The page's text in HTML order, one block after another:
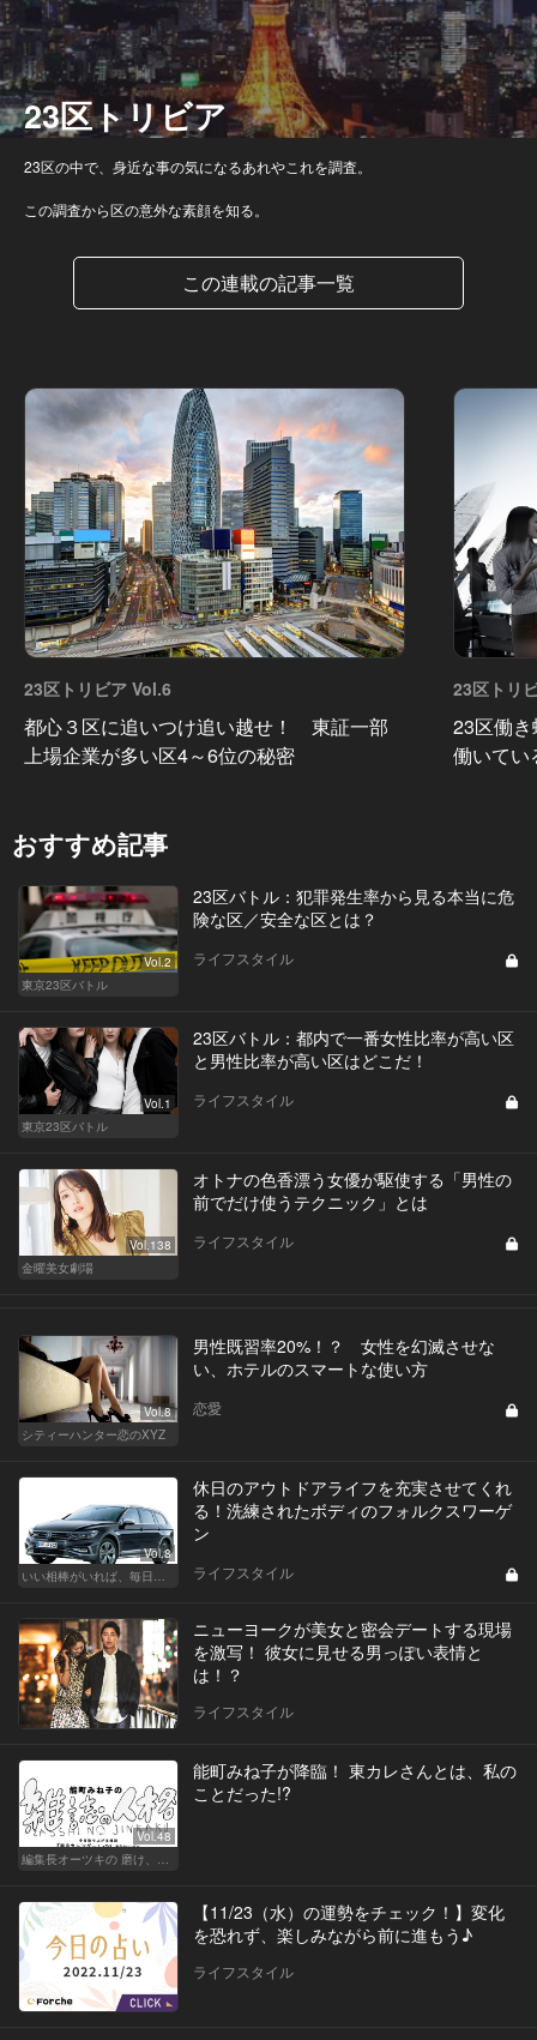
23区トリビア
23区の中で、身近な事の気になるあれやこれを調査。
この調査から区の意外な素顔を知る。
この連載の記事一覧
23区トリビア Vol.6
都心３区に追いつけ追い越せ！ 東証一部
上場企業が多い区4～6位の秘密
23区トリ
23区働
働いてい
おすすめ記事
Vol.2
東京23区バトル
23区バトル：犯罪発生率から見る本当に危
険な区／安全な区とは？
ライフスタイル
Vol.1
東京23区バトル
23区バトル：都内で一番女性比率が高い区
と男性比率が高い区はどこだ！
ライフスタイル
Vol.138
金曜美女劇場
オトナの色香漂う女優が駆使する「男性の
前でだけ使うテクニック」とは
ライフスタイル
Vol.8
シティーハンター恋のXYZ
男性既習率20%！？ 女性を幻滅させな
い、ホテルのスマートな使い方
恋愛
Vol.8
いい相棒がいれば、毎日が楽しい。クルマがあるとできること
休日のアウトドアライフを充実させてくれ
る！洗練されたボディのフォルクスワーゲ
ン
ライフスタイル
ニューヨークが美女と密会デートする現場
を激写！ 彼女に見せる男っぽい表情と
は！？
ライフスタイル
Vol.48
編集長オーツキの 磨け、バカ舌！ 学べ、オトナの遊び
能町みね子が降臨！ 東カレさんとは、私の
ことだった!?
【11/23（水）の運勢をチェック！】変化
を恐れず、楽しみながら前に進もう♪
ライフスタイル